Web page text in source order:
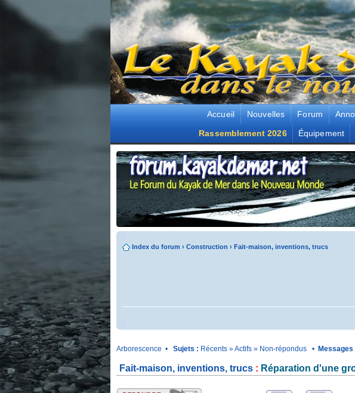
Accueil Nouvelles Forum
Rassemblement 2026
Équipement
Index du forum › Construction › Fait-maison, inventions, trucs
Arborescence • Sujets : Récents»Actifs» Non-répondus• Messages
Fait-maison, inventions, trucs : Réparation d'une
..